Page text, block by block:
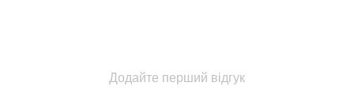
Додайте перший відгук